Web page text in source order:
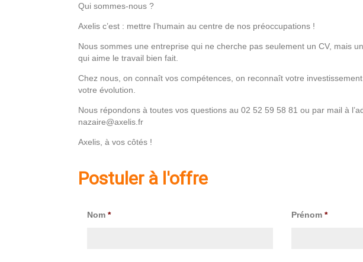
Qui sommes-nous ?
Axelis c’est : mettre l’humain au centre de nos préoccupations !
Nous sommes une entreprise qui ne cherche pas seulement un CV, mais
qui aime le travail bien fait.
Chez nous, on connaît vos compétences, on reconnaît votre
votre évolution.
Nous répondons à toutes vos questions au 02 52 59 58 81 ou par mail à
nazaire@axelis.fr
Axelis, à vos côtés !
Postuler à l'offre
Nom * Prénom *